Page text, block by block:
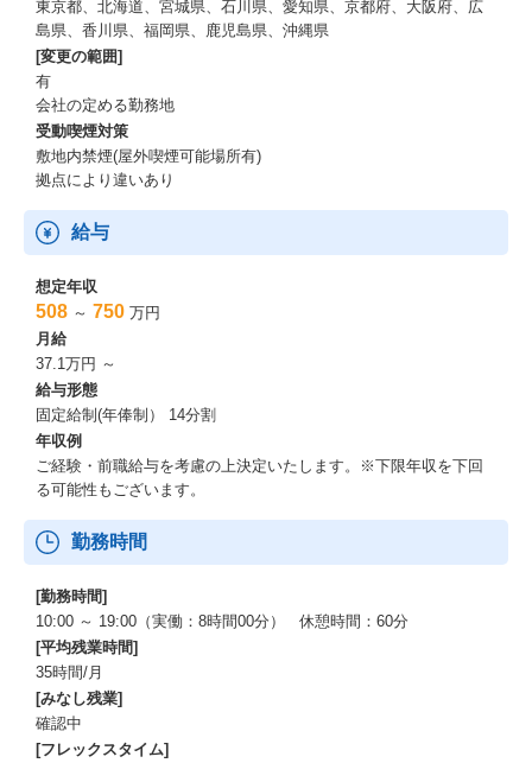
東京都、北海道、宮城県、石川県、愛知県、京都府、大阪府、広
島県、香川県、福岡県、鹿児島県、沖縄県
[変更の範囲]
有
会社の定める勤務地
受動喫煙対策
敷地内禁煙(屋外喫煙可能場所有)
拠点により違いあり
給与
想定年収
508 ～ 750 万円
月給
37.1万円 ～
給与形態
固定給制(年俸制） 14分割
年収例
ご経験・前職給与を考慮の上決定いたします。※下限年収を下回
る可能性もございます。
勤務時間
[勤務時間]
10:00 ～ 19:00（実働：8時間00分） 休憩時間：60分
[平均残業時間]
35時間/月
[みなし残業]
確認中
[フレックスタイム]